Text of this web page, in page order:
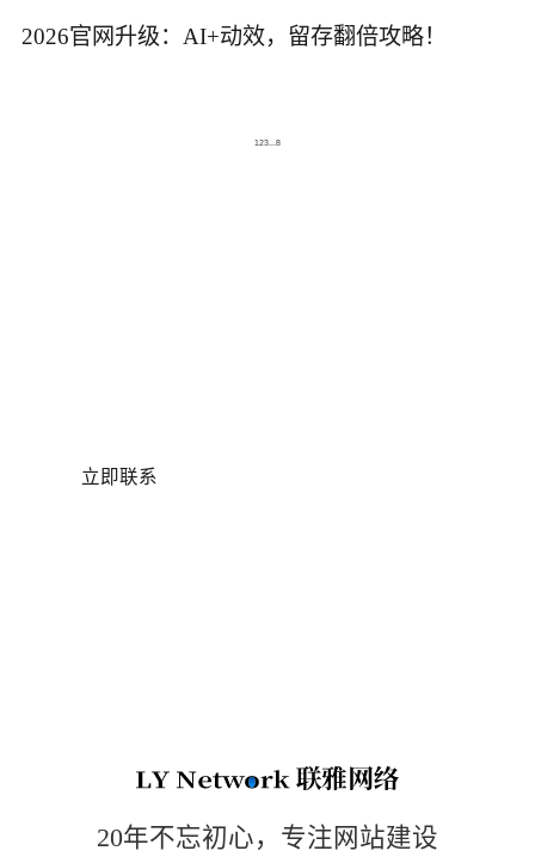
2026官网升级：AI+动效，留存翻倍攻略！
123 8
立即联系
20年不忘初心，专注网站建设